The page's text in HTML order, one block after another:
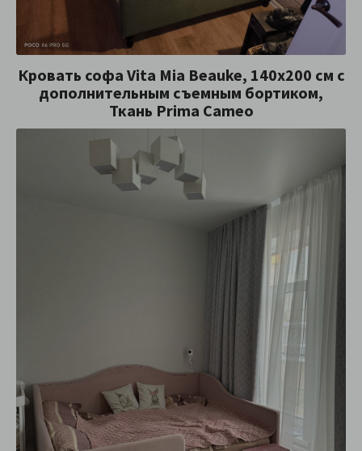
Кровать софа Vita Mia Beauke, 140x200 см с
дополнительным съемным бортиком,
Ткань Prima Cameo